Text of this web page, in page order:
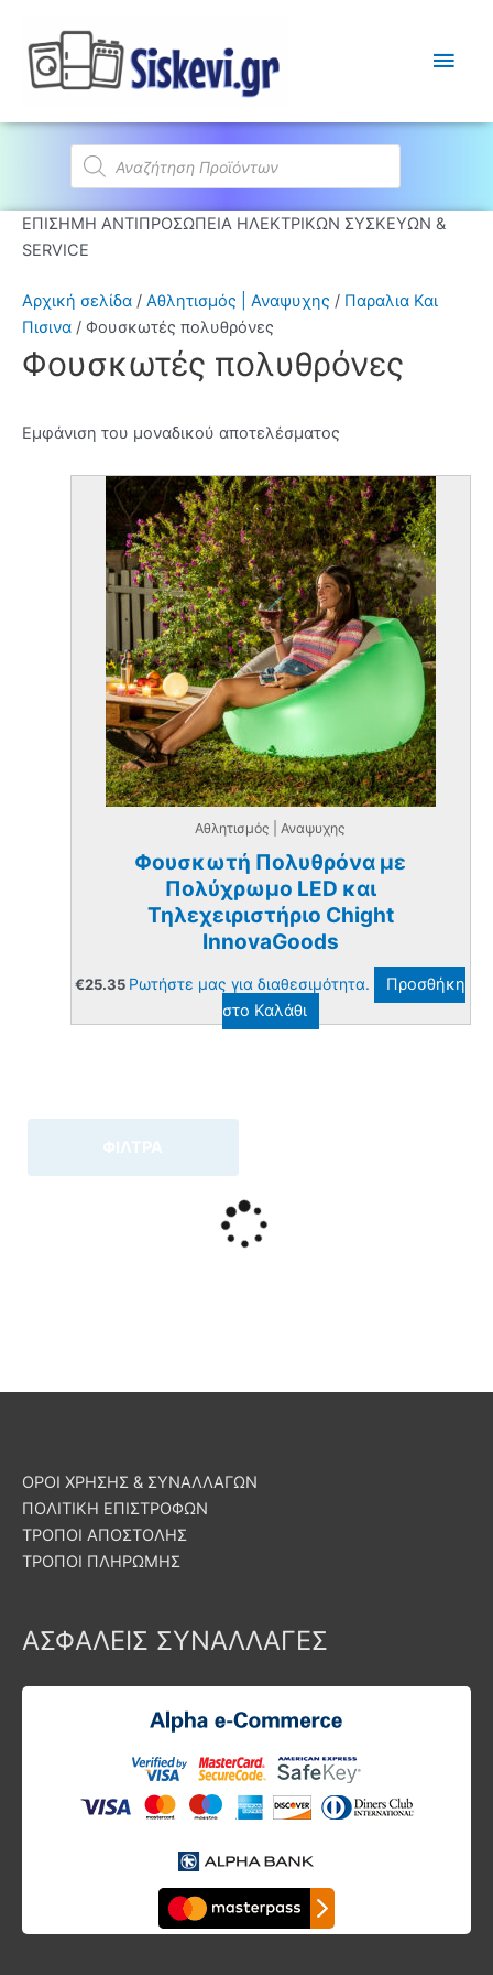
Products
search
ΦΙΛΤΡΑ
Αρχική σελίδα / Αθλητισμός | Αναψυχης / Παραλια Και
Πισινα / Φουσκωτές πολυθρόνες
Φουσκωτές πολυθρόνες
Εμφάνιση του μοναδικού αποτελέσματος
Αθλητισμός | Αναψυχης
Φουσκωτή Πολυθρόνα με
Πολύχρωμο LED και
Τηλεχειριστήριο Chight
InnovaGoods
€25.35 Ρωτήστε μας για διαθεσιμότητα.
Προσθήκη
στο Καλάθι
ΕΠΙΣΗΜΗ ΑΝΤΙΠΡΟΣΩΠΕΙΑ ΗΛΕΚΤΡΙΚΩΝ ΣΥΣΚΕΥΩΝ &
SERVICE
ΟΡΟΙ ΧΡΗΣΗΣ & ΣΥΝΑΛΛΑΓΩΝ
ΠΟΛΙΤΙΚΗ ΕΠΙΣΤΡΟΦΩΝ
ΤΡΟΠΟΙ ΑΠΟΣΤΟΛΗΣ
ΤΡΟΠΟΙ ΠΛΗΡΩΜΗΣ
ΑΣΦΑΛΕΙΣ ΣΥΝΑΛΛΑΓΕΣ